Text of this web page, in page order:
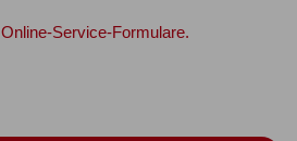
Online-Service-Formulare.